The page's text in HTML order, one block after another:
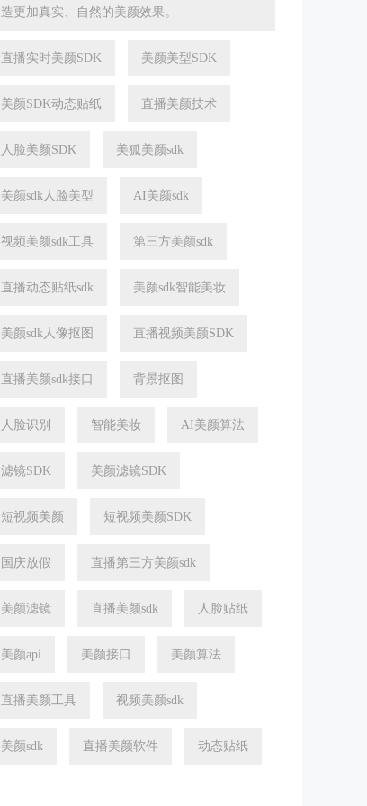
造更加真实、自然的美颜效果。
直播实时美颜SDK 美颜美型SDK
美颜SDK动态贴纸 直播美颜技术
人脸美颜SDK 美狐美颜sdk
美颜sdk人脸美型 AI美颜sdk
视频美颜sdk工具 第三方美颜sdk
直播动态贴纸sdk 美颜sdk智能美妆
美颜sdk人像抠图 直播视频美颜SDK
直播美颜sdk接口 背景抠图
人脸识别 智能美妆 AI美颜算法
滤镜SDK 美颜滤镜SDK
短视频美颜 短视频美颜SDK
国庆放假 直播第三方美颜sdk
美颜滤镜 直播美颜sdk 人脸贴纸
美颜api 美颜接口 美颜算法
直播美颜工具 视频美颜sdk
美颜sdk 直播美颜软件 动态贴纸